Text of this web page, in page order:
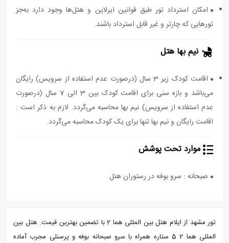
امکان استرداد تور طبق قوانین ایرلاین و هتل‌ها وجود دارد به‌جز
تورهایی که چارتر و غیر قابل استرداد باشند.
نیم بها هتل
اقامت کودک زیر 3 سال (درصورت عدم استفاده از سرویس) رایگان
می‌باشد و بازه سنی برای اقامت کودک بین 3 الی 7 سال (درصورت
عدم استفاده از سرویس) نیم بها محاسبه می‌گردد. لازم به ذکر است :
اقامت رایگان و نیم بها تنها برای یک کودک محاسبه می‌گردد.
موارد تحت پوشش
صبحانه : سرو بوفه در رستوران هتل
تور مشهد از ایلام هتل بین المللی هما 2 با تضمین بهترین قیمت. هتل بین
المللی هما 2 5 ستاره همراه با سرو صبحانه بوفه و پرسنلی مجرب آماده